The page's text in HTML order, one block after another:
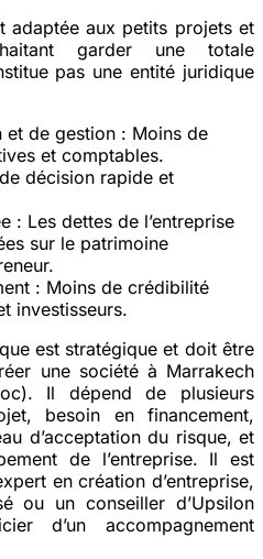
adaptée aux petits projets et
garder une totale
pas une entité juridique
et de gestion : Moins de
et comptables.
décision rapide et
: Les dettes de l’entreprise
sur le patrimoine
: Moins de crédibilité
investisseurs.
est stratégique et doit être
une société à Marrakech
Il dépend de plusieurs
besoin en financement,
d’acceptation du risque, et
de l’entreprise. Il est
en création d’entreprise,
ou un conseiller d’Upsilon
d’un accompagnement